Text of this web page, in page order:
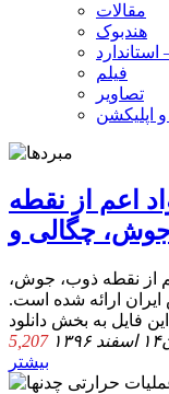
مقالات
هندبوک
فیلم
تصاویر
و اپلیکشن
اعم از نقطه
از نقطه ذوب، جوش،
ارائه شده است.
۱۴ اسفند ۱۳۹۶
بیشتر